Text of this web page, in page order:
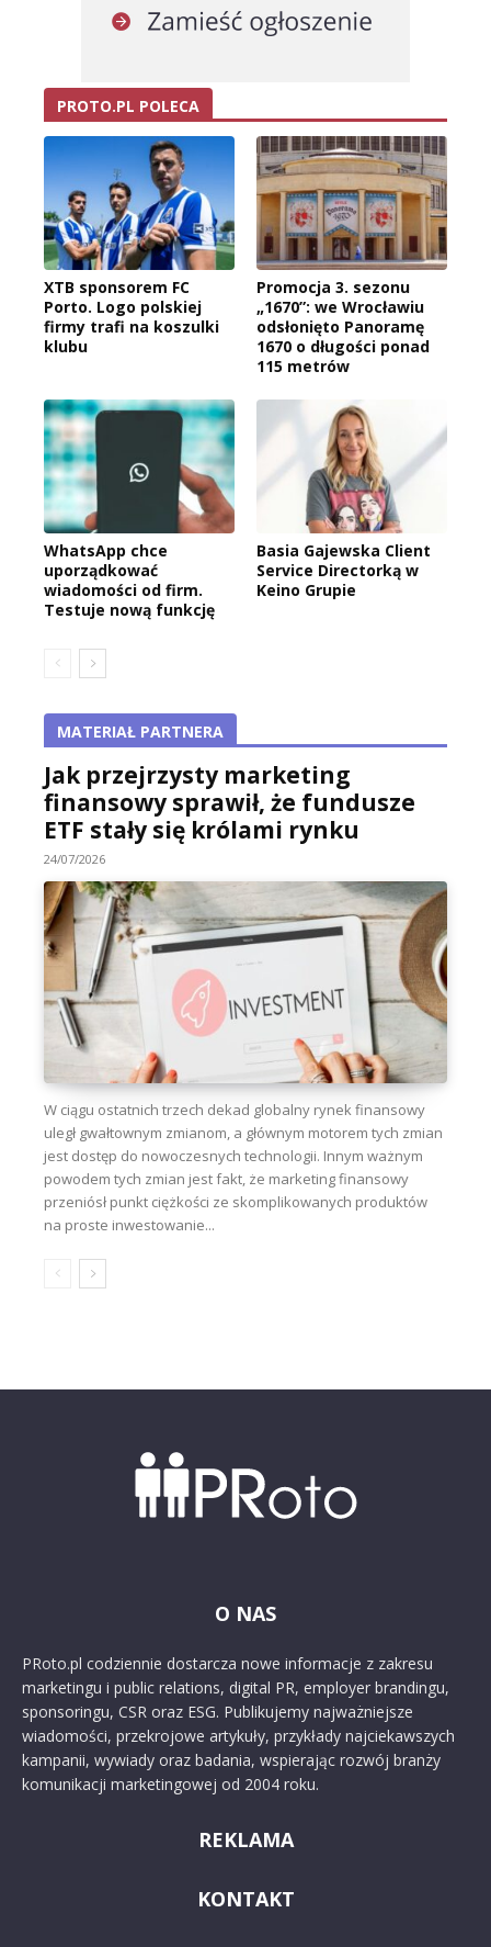
PROTO.PL POLECA
XTB sponsorem FC
Porto. Logo polskiej
firmy trafi na koszulki
klubu
Promocja 3. sezonu
„1670”: we Wrocławiu
odsłonięto Panoramę
1670 o długości ponad
115 metrów
WhatsApp chce
uporządkować
wiadomości od firm.
Testuje nową funkcję
Basia Gajewska Client
Service Directorką w
Keino Grupie
MATERIAŁ PARTNERA
Jak przejrzysty marketing
finansowy sprawił, że fundusze
ETF stały się królami rynku
24/07/2026
W ciągu ostatnich trzech dekad globalny rynek finansowy
uległ gwałtownym zmianom, a głównym motorem tych zmian
jest dostęp do nowoczesnych technologii. Innym ważnym
powodem tych zmian jest fakt, że marketing finansowy
przeniósł punkt ciężkości ze skomplikowanych produktów
na proste inwestowanie...
O NAS
PRoto.pl codziennie dostarcza nowe informacje z zakresu
marketingu i public relations, digital PR, employer brandingu,
sponsoringu, CSR oraz ESG. Publikujemy najważniejsze
wiadomości, przekrojowe artykuły, przykłady najciekawszych
kampanii, wywiady oraz badania, wspierając rozwój branży
komunikacji marketingowej od 2004 roku.
REKLAMA
KONTAKT